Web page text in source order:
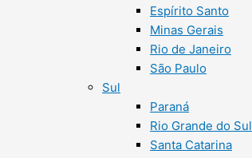
Espírito Santo
Minas Gerais
Rio de Janeiro
São Paulo
Sul
Paraná
Rio Grande do Sul
Santa Catarina